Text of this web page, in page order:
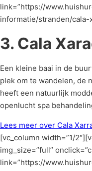
link=”https://
informatie/stranden/cala-
3. Cala
Een kleine baai in de
plek om te wandelen, de
heeft een natuurlijk
openlucht spa
Lees meer over Cala
[vc_column width=”1/
img_size=”full”
link=”https://